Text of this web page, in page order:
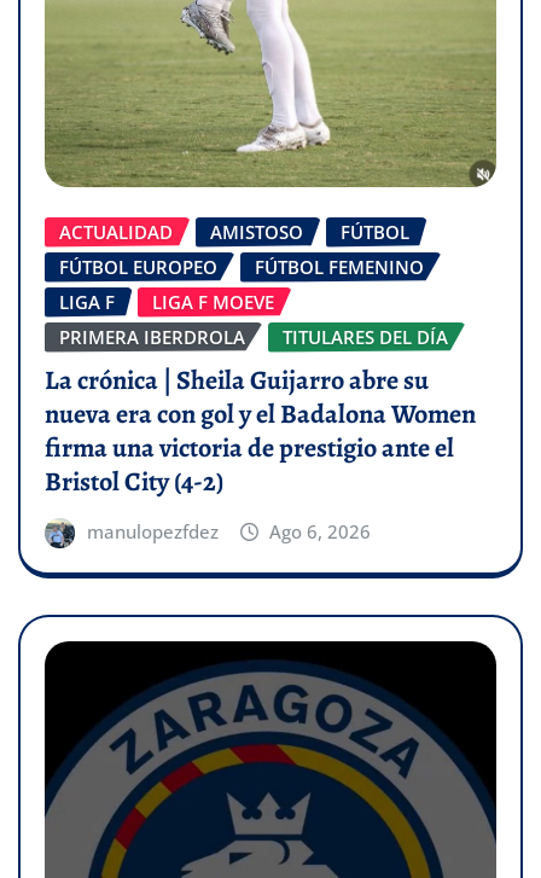
ACTUALIDAD AMISTOSO
FÚTBOL
FÚTBOL EUROPEO
FÚTBOL FEMENINO
LIGA F
LIGA F MOEVE
PRIMERA IBERDROLA
TITULARES DEL DÍA
La crónica | Sheila Guijarro abre su
nueva era con gol y el Badalona Women
firma una victoria de prestigio ante el
Bristol City (4-2)
manulopezfdez Ago 6, 2026